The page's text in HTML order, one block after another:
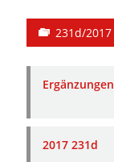
231d/2017
Ergänzungen
2017 231d